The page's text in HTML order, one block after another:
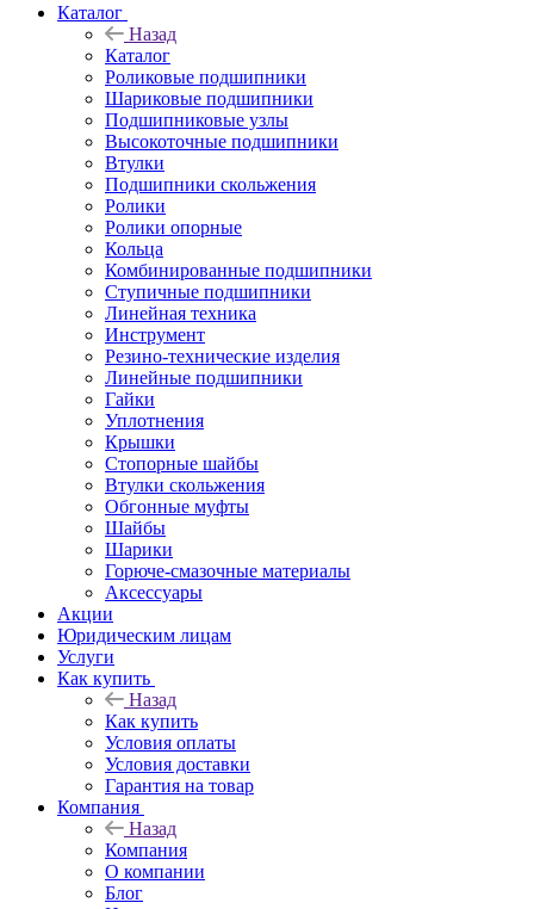
Каталог
Назад
Каталог
Роликовые подшипники
Шариковые подшипники
Подшипниковые узлы
Высокоточные подшипники
Втулки
Подшипники скольжения
Ролики
Ролики опорные
Кольца
Комбинированные подшипники
Ступичные подшипники
Линейная техника
Инструмент
Резино-технические изделия
Линейные подшипники
Гайки
Уплотнения
Крышки
Стопорные шайбы
Втулки скольжения
Обгонные муфты
Шайбы
Шарики
Горюче-смазочные материалы
Аксессуары
Акции
Юридическим лицам
Услуги
Как купить
Назад
Как купить
Условия оплаты
Условия доставки
Гарантия на товар
Компания
Назад
Компания
О компании
Блог